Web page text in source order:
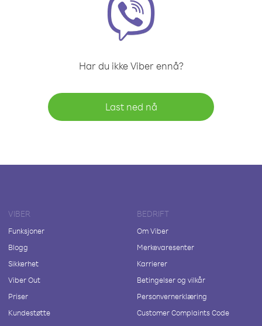
Har du ikke Viber ennå?
Last ned nå
VIBER
Funksjoner
Blogg
Sikkerhet
Viber Out
Priser
Kundestøtte
BEDRIFT
Om Viber
Merkevaresenter
Karrierer
Betingelser og vilkår
Personvernerklæring
Customer Complaints Code